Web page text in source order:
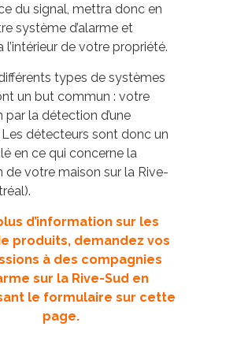
du signal, mettra donc en
système d’alarme et
l’intérieur de votre propriété.
types de systèmes
un but commun : votre
la détection d’une
détecteurs sont donc un
en ce qui concerne la
de votre maison sur la Rive-
d’information sur les
produits, demandez vos
à des compagnies
sur la Rive-Sud en
le formulaire sur cette
page.